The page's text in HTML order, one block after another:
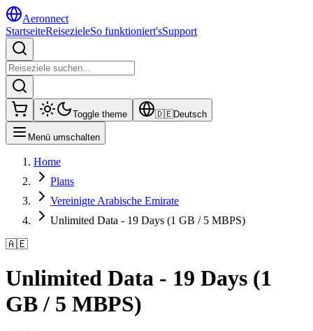
Aeronnect
StartseiteReisezieleSo funktioniert'sSupport
Toggle theme 🇩🇪Deutsch
Menü umschalten
Home
Plans
Vereinigte Arabische Emirate
Unlimited Data - 19 Days (1 GB / 5 MBPS)
🇦🇪
Unlimited Data - 19 Days (1
GB / 5 MBPS)